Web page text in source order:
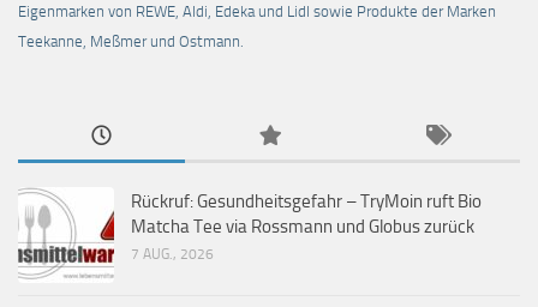
Eigenmarken von REWE, Aldi, Edeka und Lidl sowie Produkte der Marken
Teekanne, Meßmer und Ostmann.
Rückruf: Gesundheitsgefahr – TryMoin ruft Bio
Matcha Tee via Rossmann und Globus zurück
7 AUG., 2026